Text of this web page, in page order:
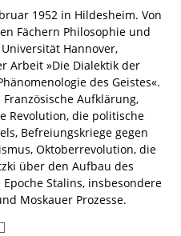
1952 in Hildesheim. Von
Fächern Philosophie und
Hannover,
Arbeit »Die Dialektik der
des Geistes«.
Aufklärung,
Revolution, die politische
Befreiungskriege gegen
Oktoberrevolution, die
über den Aufbau des
Stalins, insbesondere
Moskauer Prozesse.